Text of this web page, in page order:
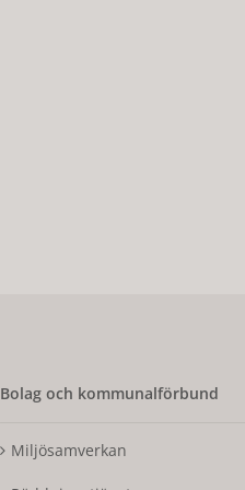
Bolag och kommunalförbund
Miljösamverkan